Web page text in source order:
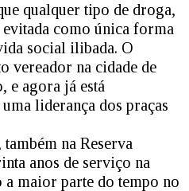
qualquer tipo de droga,
como única forma
social ilibada. O
vereador na cidade de
e agora já está
liderança dos praças
na Reserva
anos de serviço na
maior parte do tempo no